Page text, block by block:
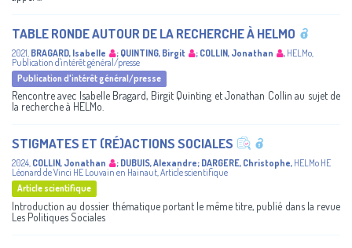
TABLE RONDE AUTOUR DE LA RECHERCHE À HELMO
2021, BRAGARD, Isabelle ; QUINTING, Birgit ; COLLIN, Jonathan , HELMo,
Publication d'intérêt général/presse
Publication d'intérêt général/presse
Rencontre avec Isabelle Bragard, Birgit Quinting et Jonathan Collin au sujet de
la recherche à HELMo.
STIGMATES ET (RÉ)ACTIONS SOCIALES
2024, COLLIN, Jonathan ; DUBUIS, Alexandre; DARGERE, Christophe, HELMo HE
Léonard de Vinci HE Louvain en Hainaut,Article scientifique
Article scientifique
Introduction au dossier thématique portant le même titre, publié dans la revue
Les Politiques Sociales